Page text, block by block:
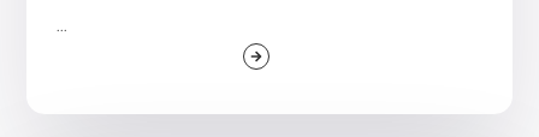
...